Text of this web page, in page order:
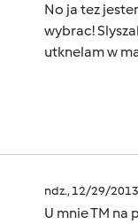
No ja tez
wybrac!
utknelam w
ndz., 12/29/
U mnie TM